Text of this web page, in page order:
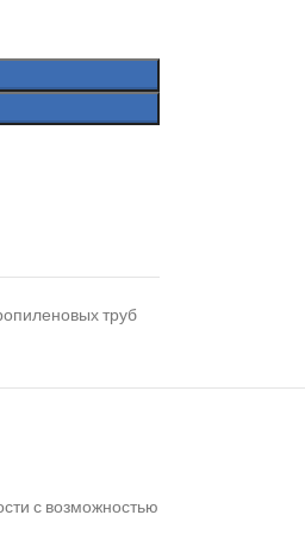
труб
с возможностью